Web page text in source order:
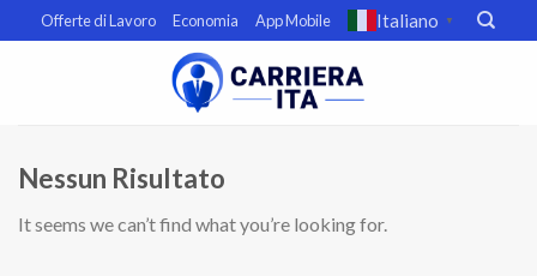
to
Offerte di Lavoro Economia App Mobile Italiano ▼
Nessun Risultato
It seems we can’t find what you’re looking for.